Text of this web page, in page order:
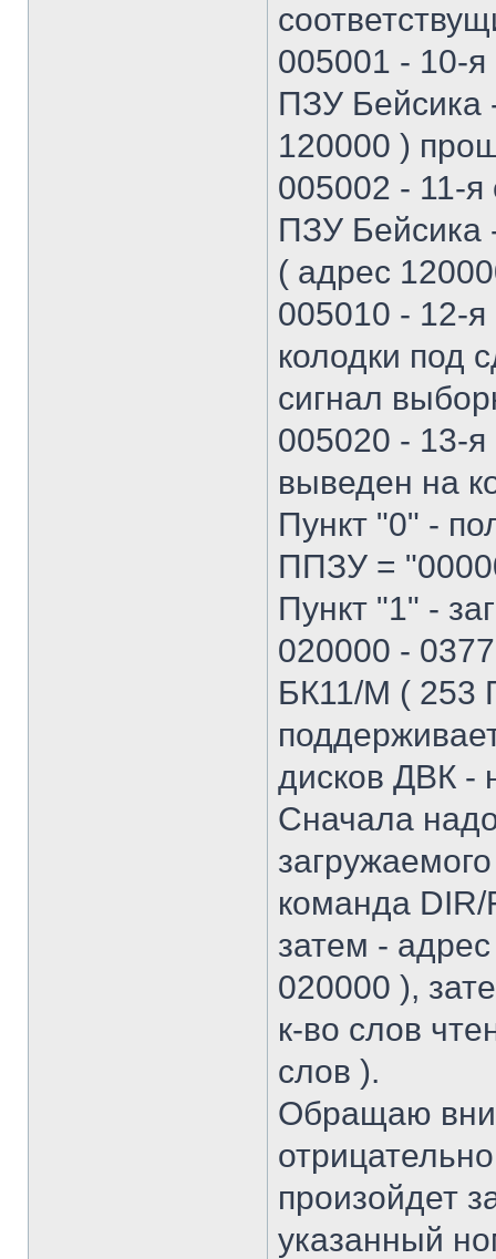
005001 - 10-
ПЗУ Бейсика
120000 )
005002 - 11-
ПЗУ Бейсика
( адрес
005010 - 12-
колодки под
сигнал
005020 - 13-
выведен на
Пункт "0" -
ППЗУ =
Пункт "1" -
020000 -
БК11/М ( 253
дисков ДВК -
Сначала
команда DIR/
затем -
020000 ),
к-во слов
слов ).
Обращаю
произойдет
указанный